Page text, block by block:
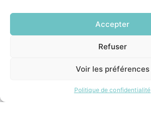
Accepter
Refuser
Voir les préférences
Politique de confidentialité
INFORMATIONS LÉGALES
Politique de confidentialité